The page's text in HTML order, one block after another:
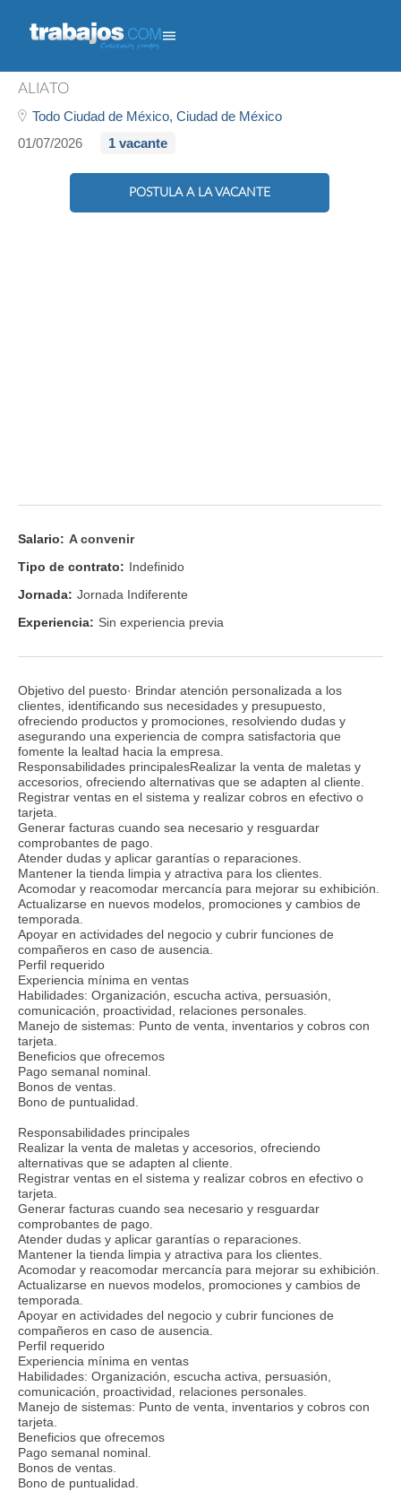
Vendedor/a
ALIATO
Todo Ciudad de México, Ciudad de México
01/07/2026
1 vacante
POSTULA A LA VACANTE
Salario: A convenir
Tipo de contrato: Indefinido
Jornada: Jornada Indiferente
Experiencia: Sin experiencia previa
Objetivo del puesto· Brindar atención personalizada a los
clientes, identificando sus necesidades y presupuesto,
ofreciendo productos y promociones, resolviendo dudas y
asegurando una experiencia de compra satisfactoria que
fomente la lealtad hacia la empresa.
Responsabilidades principalesRealizar la venta de maletas y
accesorios, ofreciendo alternativas que se adapten al cliente.
Registrar ventas en el sistema y realizar cobros en efectivo o
tarjeta.
Generar facturas cuando sea necesario y resguardar
comprobantes de pago.
Atender dudas y aplicar garantías o reparaciones.
Mantener la tienda limpia y atractiva para los clientes.
Acomodar y reacomodar mercancía para mejorar su exhibición.
Actualizarse en nuevos modelos, promociones y cambios de
temporada.
Apoyar en actividades del negocio y cubrir funciones de
compañeros en caso de ausencia.
Perfil requerido
Experiencia mínima en ventas
Habilidades: Organización, escucha activa, persuasión,
comunicación, proactividad, relaciones personales.
Manejo de sistemas: Punto de venta, inventarios y cobros con
tarjeta.
Beneficios que ofrecemos
Pago semanal nominal.
Bonos de ventas.
Bono de puntualidad.
Responsabilidades principales
Realizar la venta de maletas y accesorios, ofreciendo
alternativas que se adapten al cliente.
Registrar ventas en el sistema y realizar cobros en efectivo o
tarjeta.
Generar facturas cuando sea necesario y resguardar
comprobantes de pago.
Atender dudas y aplicar garantías o reparaciones.
Mantener la tienda limpia y atractiva para los clientes.
Acomodar y reacomodar mercancía para mejorar su exhibición.
Actualizarse en nuevos modelos, promociones y cambios de
temporada.
Apoyar en actividades del negocio y cubrir funciones de
compañeros en caso de ausencia.
Perfil requerido
Experiencia mínima en ventas
Habilidades: Organización, escucha activa, persuasión,
comunicación, proactividad, relaciones personales.
Manejo de sistemas: Punto de venta, inventarios y cobros con
tarjeta.
Beneficios que ofrecemos
Pago semanal nominal.
Bonos de ventas.
Bono de puntualidad.